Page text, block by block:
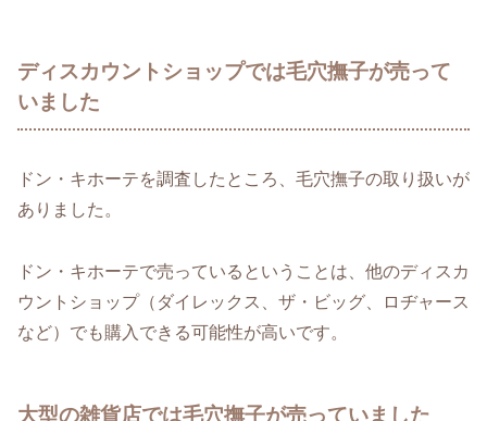
ディスカウントショップでは毛穴撫子が売って
いました
ドン・キホーテを調査したところ、毛穴撫子の取り扱いが
ありました。
ドン・キホーテで売っているということは、他のディスカ
ウントショップ（ダイレックス、ザ・ビッグ、ロヂャース
など）でも購入できる可能性が高いです。
大型の雑貨店では毛穴撫子が売っていました